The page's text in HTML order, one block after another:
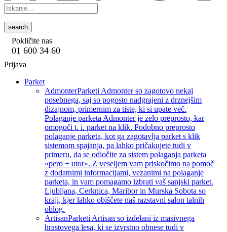
search
Pokličite nas
01 600 34 60
Prijava
Parket
AdmonterParketi Admonter so zagotovo nekaj
posebnega, saj so pogosto nadgrajeni z drznejšim
dizajnom, primernim za tiste, ki si upate več.
Polaganje parketa Admonter je zelo preprosto, kar
omogoči t. i. parket na klik. Podobno preprosto
polaganje parketa, kot ga zagotavlja parket s klik
sistemom spajanja, pa lahko pričakujete tudi v
primeru, da se odločite za sistem polaganja parketa
»pero + utor«. Z veseljem vam priskočimo na pomoč
z dodatnimi informacijami, vezanimi na polaganje
parketa, in vam pomagamo izbrati vaš sanjski parket.
Ljubljana, Cerknica, Maribor in Murska Sobota so
kraji, kjer lahko obiščete naš razstavni salon talnih
oblog.
ArtisanParketi Artisan so izdelani iz masivnega
hrastovega lesa, ki se izvrstno obnese tudi v